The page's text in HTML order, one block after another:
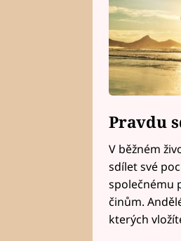
Pravdu
V běžném
sdílet své
společnému
činům.
kterých